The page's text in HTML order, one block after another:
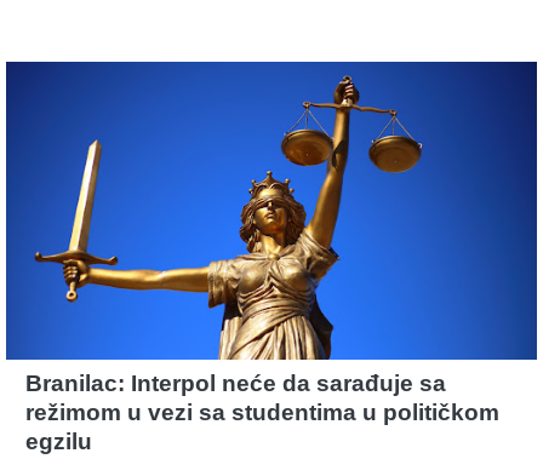
Branilac: Interpol neće da sarađuje sa
režimom u vezi sa studentima u političkom
egzilu